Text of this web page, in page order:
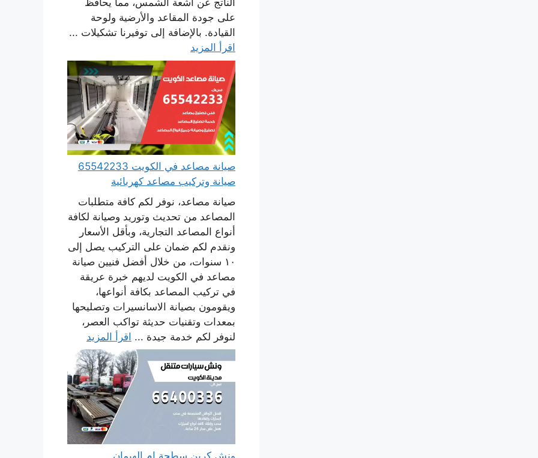
الناتج عن أشعة الشمس، مما يحافظ
على جودة المقاعد والأرضية ولوحة
القيادة. بالإضافة إلى توفيرنا تشكيلات ...
اقرأ المزيد
صيانة مصاعد في الكويت 65542233
صيانة وتركيب مصاعد كهربائية
صيانة مصاعد، نوفر لكم كافة متطلبات
المصاعد من تحديث وتوريد وصيانة لكافة
أنواع المصاعد التجارية، وبأقل الأسعار
ونقدم لكم ضمان على التركيب يصل إلى
١٠ سنوات، من خلال أفضل فنيين صيانة
مصاعد في الكويت لديهم خبرة عريقة
في تركيب المصاعد بكافة أنواعها،
ويقومون بصيانة الاسانسيرات وتصليحها
بمعدات وتقنيات حديثة تواكب العصر،
لنوفر لكم خدمة جيدة ... اقرأ المزيد
ونش كرين سطحة ام الهيمان